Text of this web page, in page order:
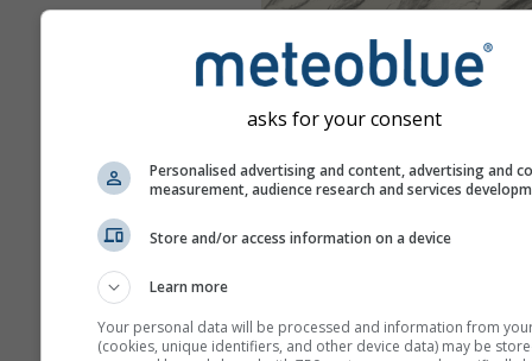
asks for your consent
Personalised advertising and content, advertising and
measurement, audience research and services
Store and/or access information on a device
Learn more
Your personal data will be processed and information from
(cookies, unique identifiers, and other device data) may be